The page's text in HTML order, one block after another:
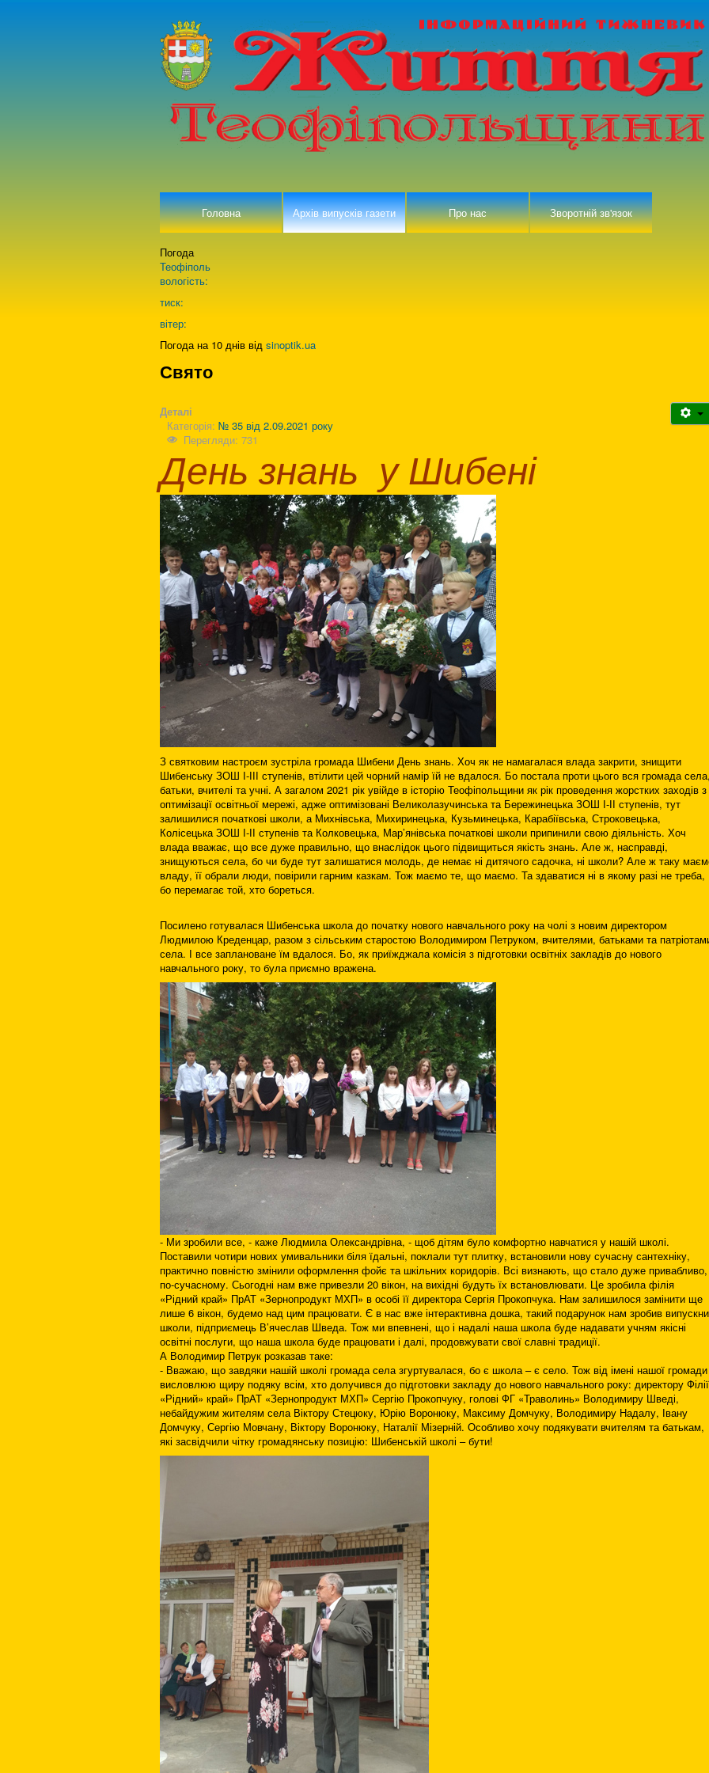
Головна Архів випусків газети Про нас Зворотній зв'язок
Погода
Теофіполь
вологість:
тиск:
вітер:
Погода на 10 днів від sinoptik.ua
Свято
Деталі
Категорія: № 35 від 2.09.2021 року
Перегляди: 731
День знань у Шибені
З святковим настроєм зустріла громада Шибени День знань. Хоч як не намагалася влада закрити, знищити
Шибенську ЗОШ І-ІІІ ступенів, втілити цей чорний намір їй не вдалося. Бо постала проти цього вся громада
батьки, вчителі та учні. А загалом 2021 рік увійде в історію Теофіпольщини як рік проведення жорстких заходів з
оптимізації освітньої мережі, адже оптимізовані Великолазучинська та Бережинецька ЗОШ І-ІІ ступенів, тут
залишилися початкові школи, а Михнівська, Михиринецька, Кузьминецька, Карабіївська, Строковецька,
Колісецька ЗОШ І-ІІ ступенів та Колковецька, Мар’янівська початкові школи припинили свою діяльність. Хоч
влада вважає, що все дуже правильно, що внаслідок цього підвищиться якість знань. Але ж, насправді,
знищуються села, бо чи буде тут залишатися молодь, де немає ні дитячого садочка, ні школи? Але ж таку
владу, її обрали люди, повірили гарним казкам. Тож маємо те, що маємо. Та здаватися ні в якому разі не треба,
бо перемагає той, хто бореться.
Посилено готувалася Шибенська школа до початку нового навчального року на чолі з новим директором
Людмилою Креденцар, разом з сільським старостою Володимиром Петруком, вчителями, батьками та
села. І все заплановане їм вдалося. Бо, як приїжджала комісія з підготовки освітніх закладів до нового
навчального року, то була приємно вражена.
- Ми зробили все, - каже Людмила Олександрівна, - щоб дітям було комфортно навчатися у нашій школі.
Поставили чотири нових умивальники біля їдальні, поклали тут плитку, встановили нову сучасну сантехніку,
практично повністю змінили оформлення фойє та шкільних коридорів. Всі визнають, що стало дуже привабливо,
по-сучасному. Сьогодні нам вже привезли 20 вікон, на вихідні будуть їх встановлювати. Це зробила філія
«Рідний край» ПрАТ «Зернопродукт МХП» в особі її директора Сергія Прокопчука. Нам залишилося замінити ще
лише 6 вікон, будемо над цим працювати. Є в нас вже інтерактивна дошка, такий подарунок нам зробив
школи, підприємець В’ячеслав Шведа. Тож ми впевнені, що і надалі наша школа буде надавати учням якісні
освітні послуги, що наша школа буде працювати і далі, продовжувати свої славні традиції.
А Володимир Петрук розказав таке:
- Вважаю, що завдяки нашій школі громада села згуртувалася, бо є школа – є село. Тож від імені нашої громади
висловлюю щиру подяку всім, хто долучився до підготовки закладу до нового навчального року: директору Філії
«Рідний» край» ПрАТ «Зернопродукт МХП» Сергію Прокопчуку, голові ФГ «Траволинь» Володимиру Шведі,
небайдужим жителям села Віктору Стецюку, Юрію Воронюку, Максиму Домчуку, Володимиру Надалу, Івану
Домчуку, Сергію Мовчану, Віктору Воронюку, Наталії Мізерній. Особливо хочу подякувати вчителям та батькам,
які засвідчили чітку громадянську позицію: Шибенській школі – бути!